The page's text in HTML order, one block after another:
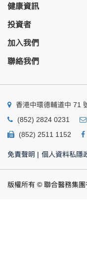
健康資訊
投資者
加入我們
聯絡我們
香港中環德輔道中 71
(852) 2824 0231
(852) 2511 1152
免責聲明 | 個人資料私隱
版權所有 © 聯合醫務集